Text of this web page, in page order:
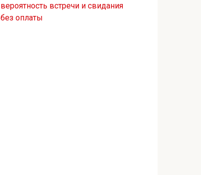
вероятность встречи и свидания
без оплаты